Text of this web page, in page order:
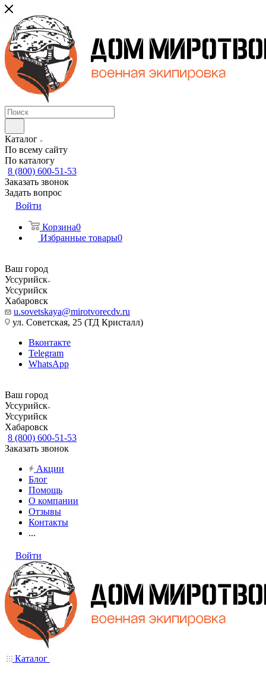
Каталог
По всему сайту
По каталогу
8 (800) 600-51-53
Заказать звонок
Задать вопрос
Войти
Корзина0
Избранные товары0
Ваш город
Уссурийск
Уссурийск
Хабаровск
u.sovetskaya@mirotvorecdv.ru
ул. Советская, 25 (ТД Кристалл)
Вконтакте
Telegram
WhatsApp
Ваш город
Уссурийск
Уссурийск
Хабаровск
8 (800) 600-51-53
Заказать звонок
Акции
Блог
Помощь
О компании
Отзывы
Контакты
...
Войти
Каталог